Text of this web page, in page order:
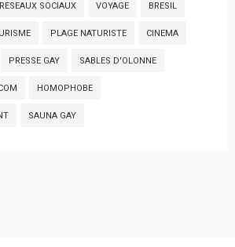
RESEAUX SOCIAUX VOYAGE BRESIL
PLAGE NATURISTE CINEMA
PRESSE GAY SABLES D'OLONNE
HOMOPHOBE
SAUNA GAY